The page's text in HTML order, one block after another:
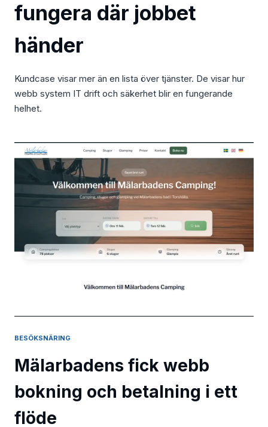
fungera där jobbet
händer
Kundcase visar mer än en lista över tjänster. De visar hur
webb system IT drift och säkerhet blir en fungerande
helhet.
BESÖKSNÄRING
Mälarbadens fick webb
bokning och betalning i ett
flöde